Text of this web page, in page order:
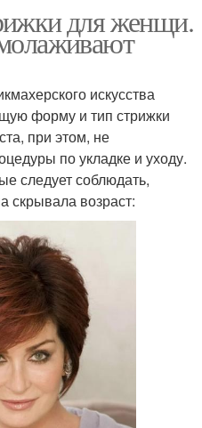
для женщи.
искусства
форму и тип стрижки
при этом, не
по укладке и уходу.
следует соблюдать,
скрывала возраст: